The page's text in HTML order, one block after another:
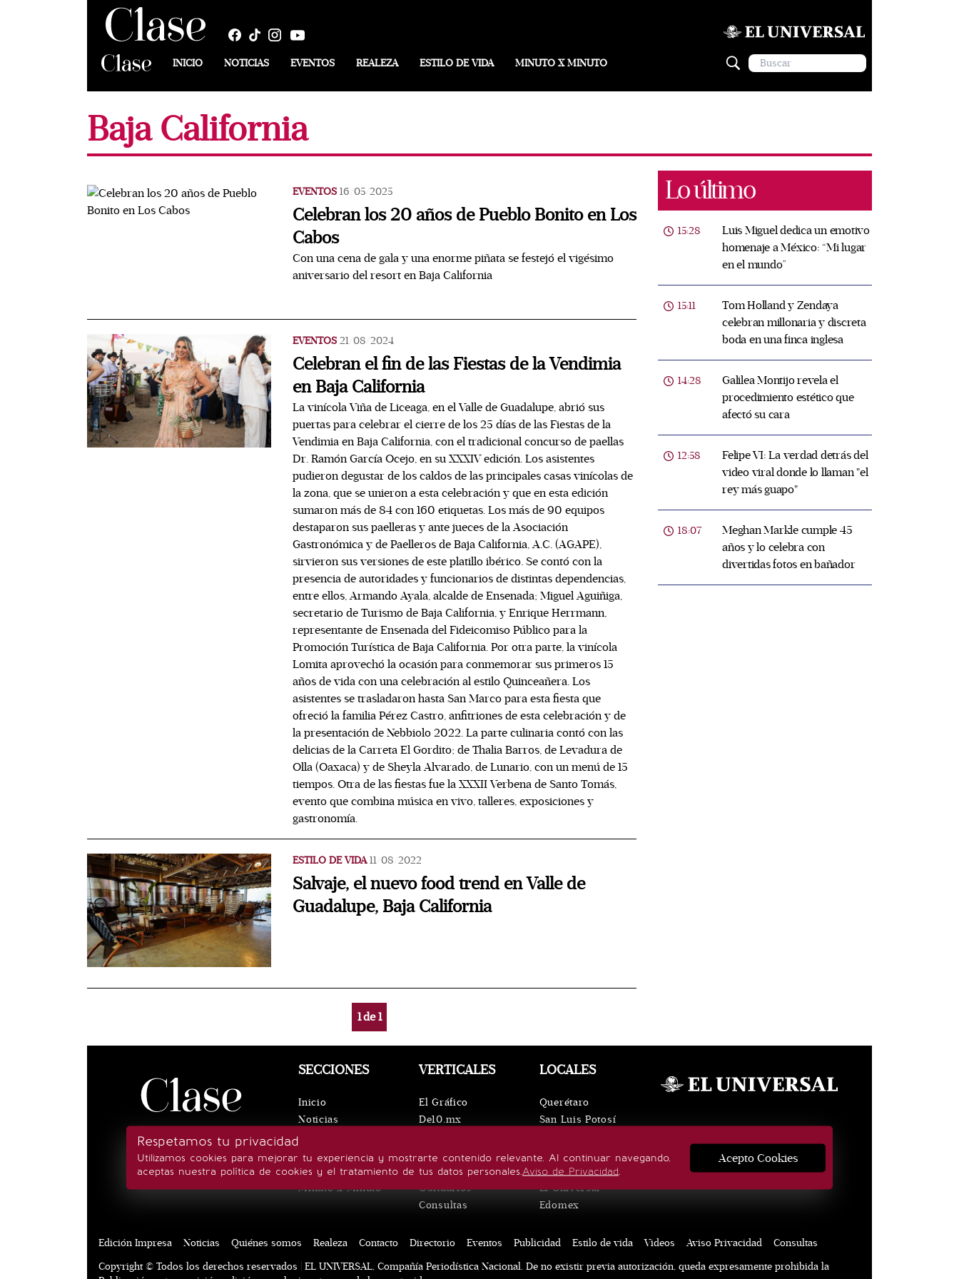
INICIO NOTICIAS EVENTOS REALEZA ESTILO DE VIDA MINUTO X MINUTO
Baja California
EVENTOS 16/05/2025
Celebran los 20 años de Pueblo Bonito en Los
Cabos
Con una cena de gala y una enorme piñata se festejó el vigésimo
aniversario del resort en Baja California
EVENTOS 21/08/2024
Celebran el fin de las Fiestas de la Vendimia
en Baja California
La vinícola Viña de Liceaga, en el Valle de Guadalupe, abrió sus
puertas para celebrar el cierre de los 25 días de las Fiestas de la
Vendimia en Baja California, con el tradicional concurso de paellas
Dr. Ramón García Ocejo, en su XXXIV edición. Los asistentes
pudieron degustar de los caldos de las principales casas vinícolas de
la zona, que se unieron a esta celebración y que en esta edición
sumaron más de 84 con 160 etiquetas. Los más de 90 equipos
destaparon sus paelleras y ante jueces de la Asociación
Gastronómica y de Paelleros de Baja California, A.C. (AGAPE),
sirvieron sus versiones de este platillo ibérico. Se contó con la
presencia de autoridades y funcionarios de distintas dependencias,
entre ellos, Armando Ayala, alcalde de Ensenada; Miguel Aguiñiga,
secretario de Turismo de Baja California, y Enrique Herrmann,
representante de Ensenada del Fideicomiso Público para la
Promoción Turística de Baja California. Por otra parte, la vinícola
Lomita aprovechó la ocasión para conmemorar sus primeros 15
años de vida con una celebración al estilo Quinceañera. Los
asistentes se trasladaron hasta San Marco para esta fiesta que
ofreció la familia Pérez Castro, anfitriones de esta celebración y de
la presentación de Nebbiolo 2022. La parte culinaria contó con las
delicias de la Carreta El Gordito; de Thalia Barros, de Levadura de
Olla (Oaxaca) y de Sheyla Alvarado, de Lunario, con un menú de 15
tiempos. Otra de las fiestas fue la XXXII Verbena de Santo Tomás,
evento que combina música en vivo, talleres, exposiciones y
gastronomía.
ESTILO DE VIDA 11/08/2022
Salvaje, el nuevo food trend en Valle de
Guadalupe, Baja California
1de1
Lo último
15:28
Luis Miguel dedica un emotivo
homenaje a México: “Mi lugar
en el mundo”
15:11
Tom Holland y Zendaya
celebran millonaria y discreta
boda en una finca inglesa
14:28
Galilea Montijo revela el
procedimiento estético que
afectó su cara
12:58
Felipe VI: La verdad detrás del
video viral donde lo llaman "el
rey más guapo"
18:07
Meghan Markle cumple 45
años y lo celebra con
divertidas fotos en bañador
Respetamos tu privacidad
Utilizamos cookies para mejorar tu experiencia y mostrarte contenido relevante. Al continuar navegando,
aceptas nuestra política de cookies y el tratamiento de tus datos personales.Aviso de Privacidad.
Acepto Cookies
SECCIONES
Inicio
Noticias
Realeza
Estilo de vida
Minuto x Minuto
VERTICALES
El Gráfico
De10.mx
Confabulario
Aviso Oportuno
Obituarios
Consultas
LOCALES
Querétaro
San Luis Potosí
Puebla
Hidalgo
El Universal
Edomex
SÍGUENOS
Edición Impresa Noticias Quiénes somos Realeza Contacto Directorio Eventos Publicidad Estilo de vida Videos Aviso Privacidad
Consultas
Copyright © Todos los derechos reservados | EL UNIVERSAL, Compañía Periodística Nacional. De no existir previa autorización, queda expresamente prohibida la